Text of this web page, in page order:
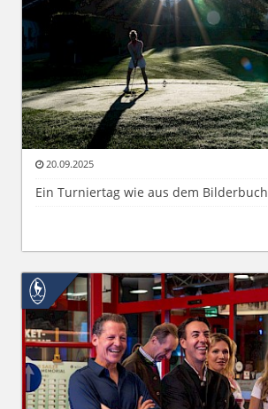
20.09.2025
Ein Turniertag wie aus dem Bilderbuch